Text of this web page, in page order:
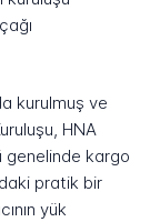
kurulmuş ve
HNA
genelinde kargo
pratik bir
yük